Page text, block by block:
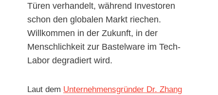
Türen verhandelt, während Investoren
schon den globalen Markt riechen.
Willkommen in der Zukunft, in der
Menschlichkeit zur Bastelware im Tech-
Labor degradiert wird.
Laut dem Unternehmensgründer Dr. Zhang